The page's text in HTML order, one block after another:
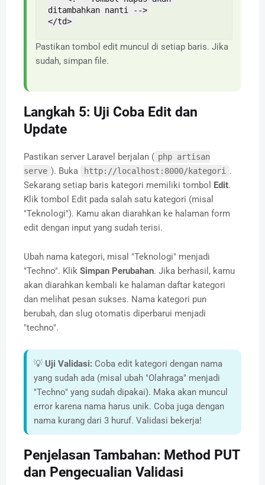
ditambahkan nanti -->
</td>
Pastikan tombol edit muncul di setiap baris. Jika
sudah, simpan file.
Langkah 5: Uji Coba Edit dan
Update
Pastikan server Laravel berjalan ( php artisan
serve ). Buka http://localhost:8000/kategori
.
Sekarang setiap baris kategori memiliki tombol Edit.
Klik tombol Edit pada salah satu kategori (misal
"Teknologi"). Kamu akan diarahkan ke halaman form
edit dengan input yang sudah terisi.
Ubah nama kategori, misal "Teknologi" menjadi
"Techno". Klik Simpan Perubahan. Jika berhasil, kamu
akan diarahkan kembali ke halaman daftar kategori
dan melihat pesan sukses. Nama kategori pun
berubah, dan slug otomatis diperbarui menjadi
"techno".
💡 Uji Validasi: Coba edit kategori dengan nama
yang sudah ada (misal ubah "Olahraga" menjadi
"Techno" yang sudah dipakai). Maka akan muncul
error karena nama harus unik. Coba juga dengan
nama kurang dari 3 huruf. Validasi bekerja!
Penjelasan Tambahan: Method PUT
dan Pengecualian Validasi